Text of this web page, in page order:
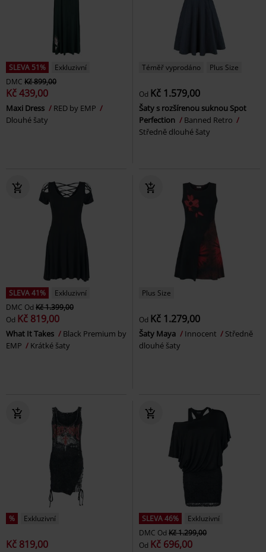
SLEVA 51%
Exkluzivní
DMC Kč 899,00
Kč 439,00
Maxi Dress
RED by EMP
Dlouhé šaty
Téměř vyprodáno Plus Size
Od Kč 1.579,00
Šaty s rozšírenou suknou Spot
Perfection
Banned Retro
Středně dlouhé šaty
SLEVA 41%
Exkluzivní
DMC Od Kč 1.399,00
Od Kč 819,00
What It Takes
Black Premium by
EMP
Krátké šaty
Plus Size
Od Kč 1.279,00
Šaty Maya Innocent
Středně
dlouhé šaty
% Exkluzivní
Kč 819,00
SLEVA 46%
Exkluzivní
DMC Od Kč 1.299,00
Od Kč 696,00